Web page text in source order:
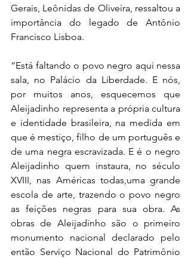
Gerais, Leônidas de Oliveira, ressaltou a
importância do legado de Antônio
Francisco Lisboa.
“Está faltando o povo negro aqui nessa
sala, no Palácio da Liberdade. E nós,
por muitos anos, esquecemos que
Aleijadinho representa a própria cultura
e identidade brasileira, na medida em
que é mestiço, filho de um português e
de uma negra escravizada. E é o negro
Aleijadinho quem instaura, no século
XVIII, nas Américas todas,uma grande
escola de arte, trazendo o povo negro
as feições negras para sua obra. As
obras de Aleijadinho são o primeiro
monumento nacional declarado pelo
então Serviço Nacional do Patrimônio